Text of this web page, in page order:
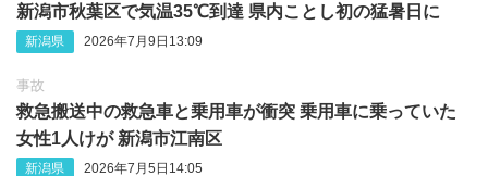
新潟市秋葉区で気温35℃到達 県内ことし初の猛暑日に
新潟県 2026年7月9日13:09
事故
救急搬送中の救急車と乗用車が衝突 乗用車に乗っていた
女性1人けが 新潟市江南区
新潟県 2026年7月5日14:05